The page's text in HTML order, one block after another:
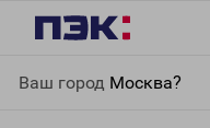
Ваш город Москва?
Белгородская область